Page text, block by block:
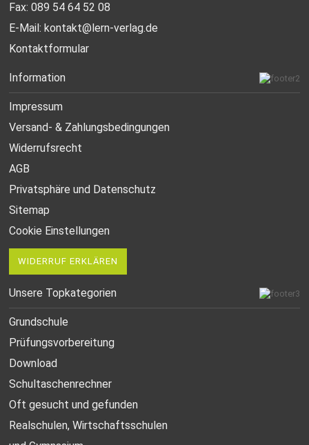
Fax: 089 54 64 52 08
E-Mail:kontakt@lern-verlag.de
Kontaktformular
Information
Impressum
Versand- & Zahlungsbedingungen
Widerrufsrecht
AGB
Privatsphäre und Datenschutz
Sitemap
Cookie Einstellungen
WIDERRUF ERKLÄREN
Unsere Topkategorien
Grundschule
Prüfungsvorbereitung
Download
Schultaschenrechner
Oft gesucht und gefunden
Realschulen,Wirtschaftsschulen